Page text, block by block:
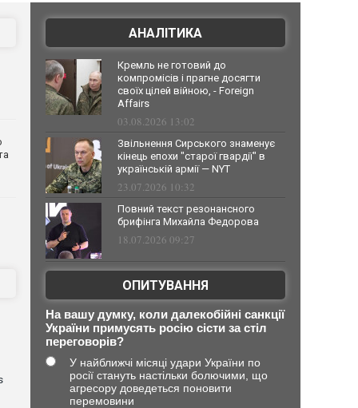
АНАЛІТИКА
Кремль не готовий до
компромісів і прагне досягти
своїх цілей війною, - Foreign
Affairs
03.08.2026 13:02
Звільнення Сирського знаменує
кінець епохи "старої гвардії" в
українській армії — NYT
23.07.2026 10:32
Повний текст резонансного
брифінга Михайла Федорова
18.07.2026 09:27
ОПИТУВАННЯ
На вашу думку, коли далекобійні санкції
України примусять росію сісти за стіл
переговорів?
У найближчі місяці удари України по
росії стануть настільки болючими, що
агресору доведеться поновити
перемовини